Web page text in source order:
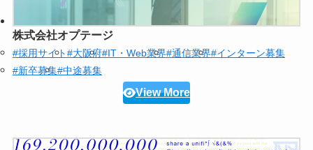
株式会社オプテージ
#採用サイト#大阪府#IT・Web業界#通信業界#インターン募集
#新卒募集#中途募集
View More